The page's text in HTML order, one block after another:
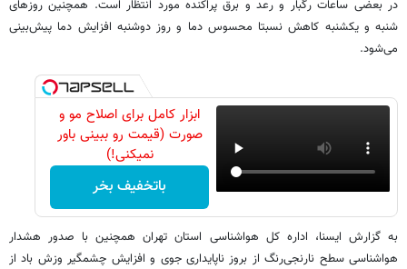
در بعضی ساعات رگبار و رعد و برق پراکنده مورد انتظار است. همچنین روزهای
شنبه و یکشنبه کاهش نسبتا محسوس دما و روز دوشنبه افزایش دما پیش‌بینی
می‌شود.
ابزار کامل برای اصلاح مو و
صورت (قیمت رو ببینی باور
نمیکنی!)
باتخفیف بخر
به گزارش ایسنا، اداره کل هواشناسی استان تهران همچنین با صدور هشدار
هواشناسی سطح نارنجی‌رنگ از بروز ناپایداری جوی و افزایش چشمگیر وزش باد از